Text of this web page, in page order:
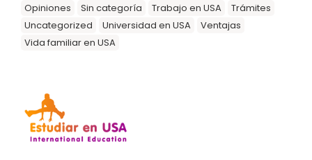
Opiniones
Sin categoría Trabajo en USA
Trámites
Uncategorized
Universidad en USA
Ventajas
Vida familiar en USA